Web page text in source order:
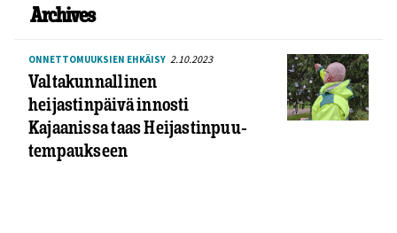
Archives
ONNETTOMUUKSIEN EHKÄISY 2.10.2023
Valtakunnallinen
heijastinpäivä innosti
Kajaanissa taas Heijastinpuu-
tempaukseen